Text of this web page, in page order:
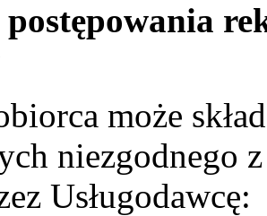
może
niezgodnego
Usługodawcę: